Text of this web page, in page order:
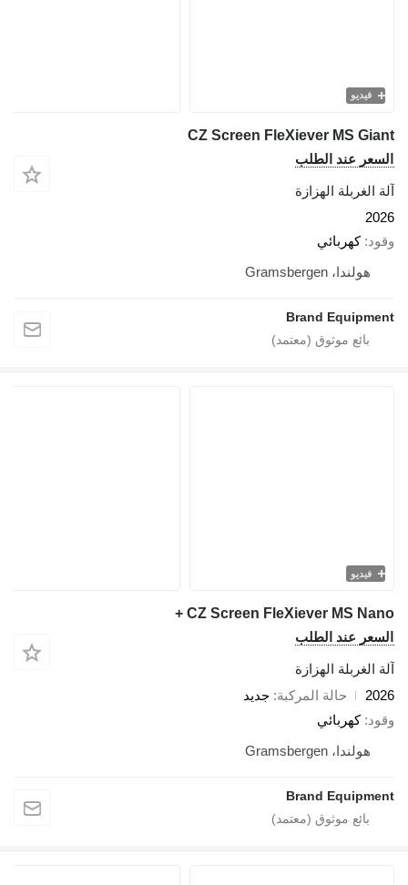
فيديو
CZ Screen FleXiever MS
عند الطلب
الغربلة الهزازة
كهربائي
هولندا، Gramsbergen
Brand
فيديو
CZ Screen FleXiever MS
عند الطلب
الغربلة الهزازة
حالة المركبة جديد
كهربائي
هولندا، Gramsbergen
Brand